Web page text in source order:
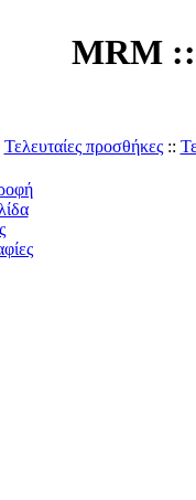
MRM
Τελευταίες προσθήκες::